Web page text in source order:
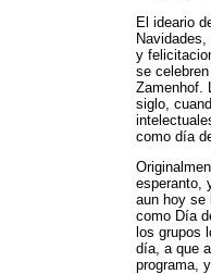
El ideario
y
se
Zamenhof.
siglo,
como día
esperanto,
aun hoy se
como Día
los grupos
día, a que
programa,